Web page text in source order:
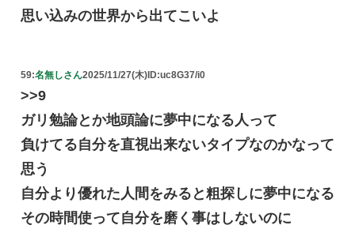
思い込みの世界から出てこいよ
59:名無しさん2025/11/27(木)ID:uc8G37/i0
>>9
ガリ勉論とか地頭論に夢中になる人って
負けてる自分を直視出来ないタイプなのかなって
思う
自分より優れた人間をみると粗探しに夢中になる
その時間使って自分を磨く事はしないのに